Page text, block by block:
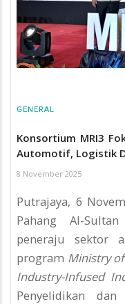
GENERAL
Konsortium MRI3
Automotif, Logistik
8 November 2025
Putrajaya, 6
Pahang Al-
peneraju sektor
program Ministry
Industry-Infused
Penyelidikan